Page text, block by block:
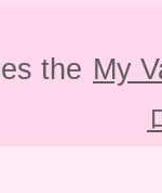
the My